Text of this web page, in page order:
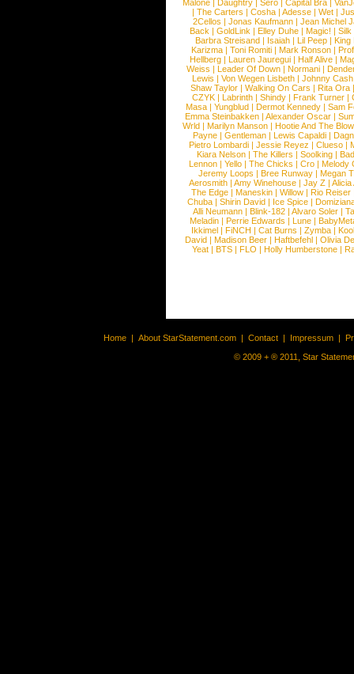
Malone | Daughtry | Sero | Capital Bra |
|The Carters |Cosha |Adesse |Wet |
2Cellos | Jonas Kaufmann | Jean Michel
Back |GoldLink |Elley Duhe |Magic! |Silk
Barbra Streisand | Isaiah | Lil Peep | King
Karizma |Toni Romiti |Mark Ronson |
Hellberg |Lauren Jauregui |Half Alive |
Weiss |Leader Of Down |Normani |
Lewis |Von Wegen Lisbeth |Johnny Cash
Shaw Taylor | Walking On Cars | Rita Ora
CZYK | Labrinth | Shindy | Frank Turner |
Masa | Yungblud | Dermot Kennedy | Sam
Emma Steinbakken |Alexander Oscar |
Wrld | Marilyn Manson | Hootie And The
Payne |Gentleman |Lewis Capaldi |
Pietro Lombardi | Jessie Reyez | Clueso |
Kiara Nelson | The Killers | Soolking |
Lennon | Yello | The Chicks | Cro | Melody
Jeremy Loops | Bree Runway | Megan
Aerosmith | Amy Winehouse | Jay Z | Alicia
The Edge |Maneskin |Willow |Rio Reiser
Chuba |Shirin David | Ice Spice |
Alli Neumann |Blink-182 |Alvaro Soler |
Meladin |Perrie Edwards |Lune |
Ikkimel | FiNCH | Cat Burns | Zymba |
David |Madison Beer |Haftbefehl |Olivia
Yeat | BTS | FLO | Holly Humberstone |
Home | About StarStatement.com | Contact | Impressum |
© 2009 + ® 2011, Star